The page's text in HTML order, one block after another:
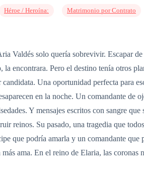
Héroe / Heroína: Matrimonio por Contrato
Valdés solo quería sobrevivir. Escapar
encontrara. Pero el destino tenía otros
Una oportunidad perfecta para
en la noche. Un comandante de
Y mensajes escritos con sangre
reinos. Su pasado, una tragedia que
que podría amarla y un comandante
ama. En el reino de Elaria, las coronas